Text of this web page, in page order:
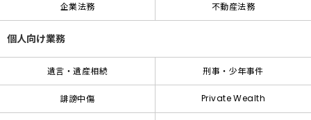
企業法務 不動産法務
個人向け業務
遺言・遺産相続 刑事・少年事件
誹謗中傷 Private Wealth